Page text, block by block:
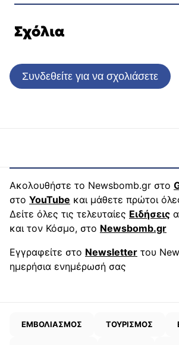
Σχόλια
Συνδεθείτε για να σχολιάσετε
Ακολουθήστε το Newsbomb.gr στο
στο YouTube και μάθετε πρώτοι
Δείτε όλες τις τελευταίες Ειδήσεις
και τον Κόσμο, στο Newsbomb.gr
Εγγραφείτε στο Newsletter του
ημερήσια ενημέρωσή σας
ΕΜΒΟΛΙΑΣΜΟΣ ΤΟΥΡΙΣΜΟΣ